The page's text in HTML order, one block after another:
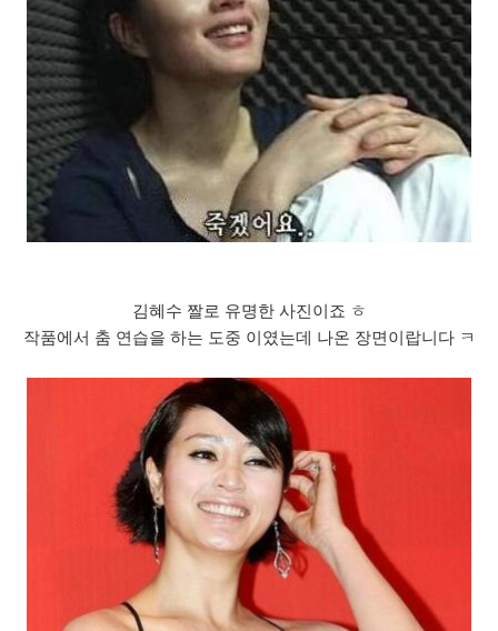
김혜수 짤로 유명한 사진이죠 ㅎ
작품에서 춤 연습을 하는 도중 이였는데 나온 장면이랍니다 ㅋ